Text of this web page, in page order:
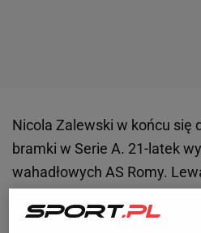
Nicola Zalewski w końcu się
bramki w Serie A. 21-latek
wahadłowych AS Romy.
końcowej linii. Polak złożył